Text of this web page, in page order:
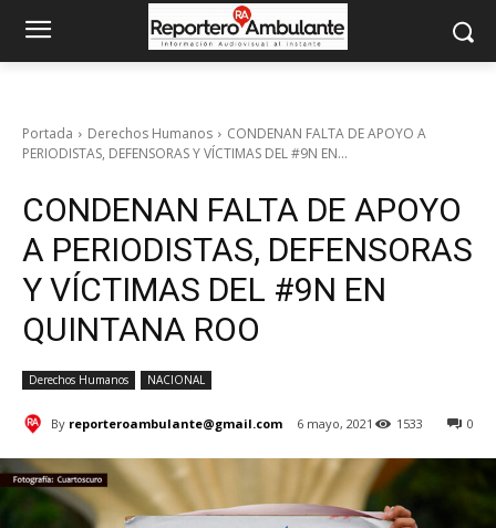
Portada Derechos Humanos
CONDENAN FALTA DE APOYO A
PERIODISTAS, DEFENSORAS Y VÍCTIMAS DEL #9N EN...
CONDENAN FALTA DE APOYO
A PERIODISTAS, DEFENSORAS
Y VÍCTIMAS DEL #9N EN
QUINTANA ROO
Derechos Humanos NACIONAL
By reporteroambulante@gmail.com 6 mayo, 2021 0
1533